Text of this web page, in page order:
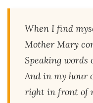
When I find
Mother Mary
Speaking words
And in my hour
right in front of